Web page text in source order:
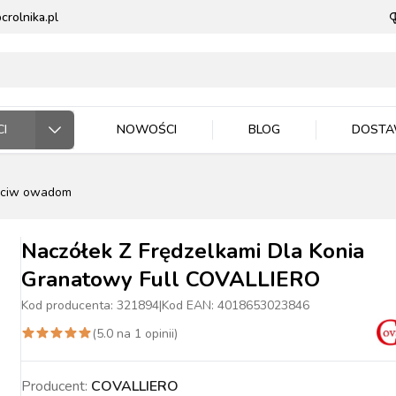
ROBOCZE
WIADRA,
PIES KOT PTAKI
MASZYNKI DO
STRZYŻENIA
NAWOZY ZIEMIA I PODŁOŻA
BYDŁO TRZODA DRÓB
BYDŁO TRZODA DRÓB
NOWOŚCI BLOG
owadom
Naczółek Z Frędzelkami Dla Konia
Granatowy Full COVALLIERO
Kod producenta: 321894|Kod EAN: 4018653023846
(5.0 na 1 opinii)
Producent: COVALLIERO